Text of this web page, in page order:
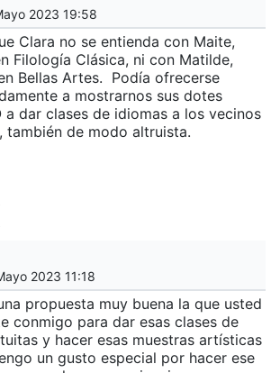
2023 19:58
Clara no se entienda con Maite,
Filología Clásica, ni con Matilde,
Bellas Artes. Podía ofrecerse
a mostrarnos sus dotes
a dar clases de idiomas a los vecinos
también de modo altruista.
2023 11:18
propuesta muy buena la que usted
conmigo para dar esas clases de
y hacer esas muestras artísticas
un gusto especial por hacer ese